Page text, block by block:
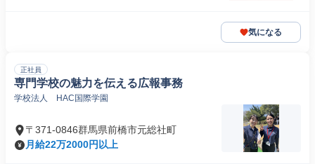
気になる
正社員
専門学校の魅力を伝える広報事務
学校法人 HAC国際学園
〒371-0846群馬県前橋市元総社町
月給22万2000円以上